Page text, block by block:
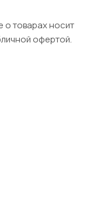
о товарах носит
офертой.